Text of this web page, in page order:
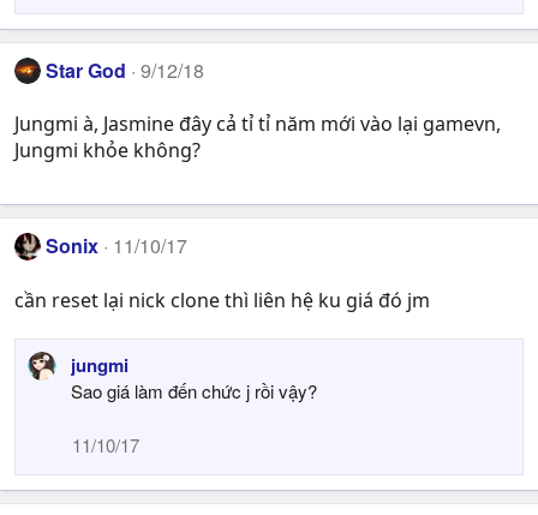
o
n
s
:
Star God 9/12/18
Jungmi à, Jasmine đây cả tỉ tỉ năm mới vào lại gamevn,
Jungmi khỏe không?
Sonix 11/10/17
cần reset lại nick clone thì liên hệ ku giá đó jm
jungmi
Sao giá làm đến chức j rồi vậy?
11/10/17